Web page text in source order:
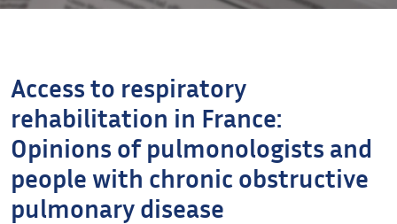
Access to respiratory
rehabilitation in France:
Opinions of pulmonologists and
people with chronic obstructive
pulmonary disease